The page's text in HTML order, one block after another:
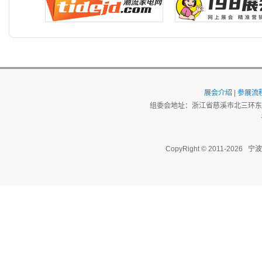
展会介绍
参展流
组委会地址：浙江省慈溪市北三环
CopyRight © 2011-2026 宁